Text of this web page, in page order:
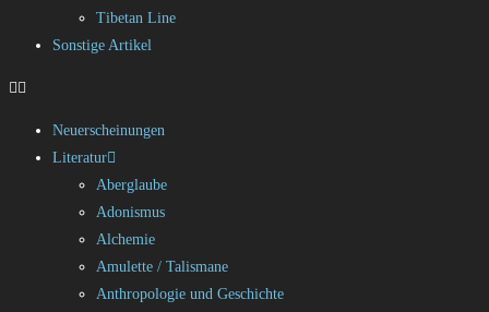
Tibetan Line
Sonstige Artikel
Neuerscheinungen
Literatur
Aberglaube
Adonismus
Alchemie
Amulette / Talismane
Anthropologie und Geschichte